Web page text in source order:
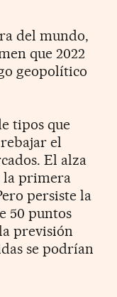
del mundo,
que 2022
geopolítico
tipos que
el
El alza
la primera
persiste la
50 puntos
previsión
se podrían